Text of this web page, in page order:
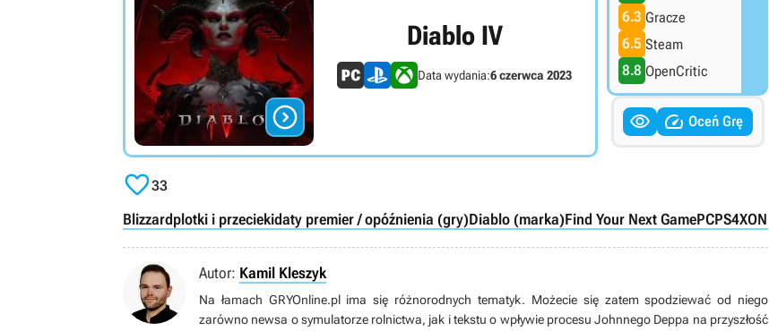

Diablo IV
Data wydania:6 czerwca 2023
6.3 Gracze
6.5 Steam
8.8 OpenCritic
  Oceń Grę
33
Blizzardplotki i przeciekidaty premier / opóźnienia (gry)Diablo (marka)Find Your Next GamePCPS4XONE
Autor: Kamil Kleszyk
Na łamach GRYOnline.pl ima się różnorodnych tematyk. Możecie się zatem spodziewać od niego
zarówno newsa o symulatorze rolnictwa, jak i tekstu o wpływie procesu Johnnego Deppa na przyszłość